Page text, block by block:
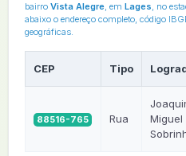
bairro Vista Alegre, em Lages, no
abaixo o endereço completo, código
geográficas.
CEP Tipo
88516-765 Rua
Miguel